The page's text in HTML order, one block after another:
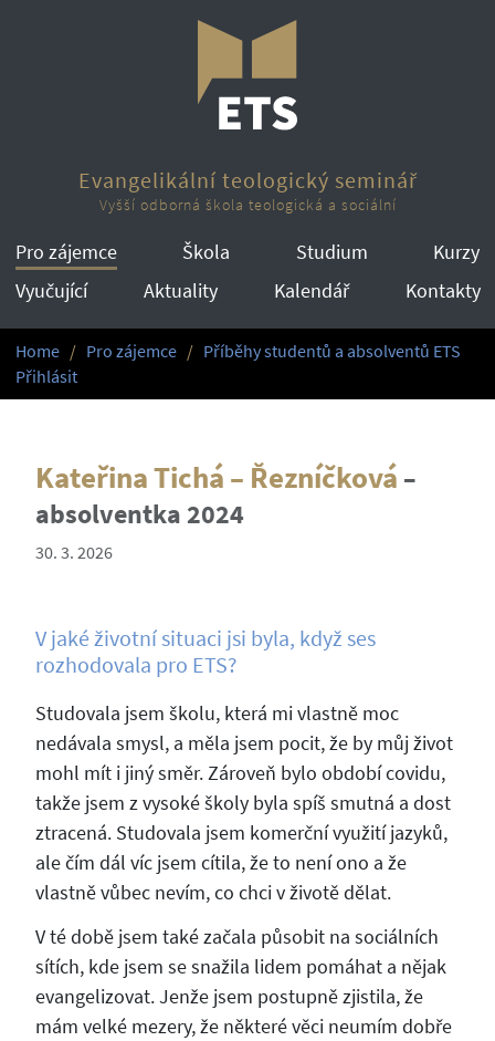
Evangelikální teologický seminář
Vyšší odborná škola teologická a sociální
Pro zájemce Škola Studium
Kurzy
Vyučující
Aktuality Kalendář Kontakty
Home Pro zájemce
Příběhy studentů a absolventů ETS
Přihlásit
Kateřina Tichá – Řezníčková –
absolventka 2024
30. 3. 2026
V jaké životní situaci jsi byla, když ses
rozhodovala pro ETS?
Studovala jsem školu, která mi vlastně moc
nedávala smysl, a měla jsem pocit, že by můj život
mohl mít i jiný směr. Zároveň bylo období covidu,
takže jsem z vysoké školy byla spíš smutná a dost
ztracená. Studovala jsem komerční využití jazyků,
ale čím dál víc jsem cítila, že to není ono a že
vlastně vůbec nevím, co chci v životě dělat.
V té době jsem také začala působit na sociálních
sítích, kde jsem se snažila lidem pomáhat a nějak
evangelizovat. Jenže jsem postupně zjistila, že
mám velké mezery, že některé věci neumím dobře